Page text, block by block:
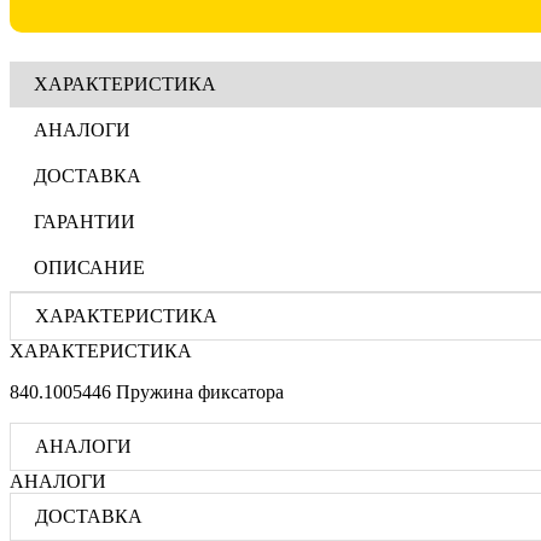
ХАРАКТЕРИСТИКА
АНАЛОГИ
ДОСТАВКА
ГАРАНТИИ
ОПИСАНИЕ
ХАРАКТЕРИСТИКА
ХАРАКТЕРИСТИКА
840.1005446 Пружина фиксатора
АНАЛОГИ
АНАЛОГИ
ДОСТАВКА